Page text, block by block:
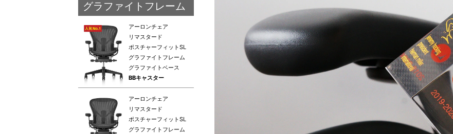
グラファイトフレーム
アーロンチェア
リマスタード
ポスチャーフィットSL
グラファイトフレーム
グラファイトベース
BBキャスター
アーロンチェア
リマスタード
ポスチャーフィットSL
グラファイトフレーム